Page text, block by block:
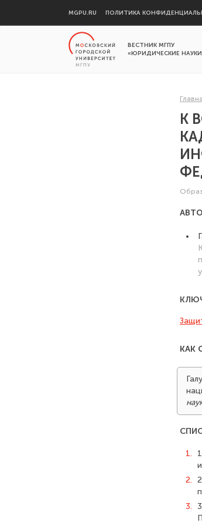
MGPU.RU ПОЛИТИКА
ВЕСТНИК МГПУ
«ЮРИДИЧЕСКИЕ
К
КАК
1.
2.
3.